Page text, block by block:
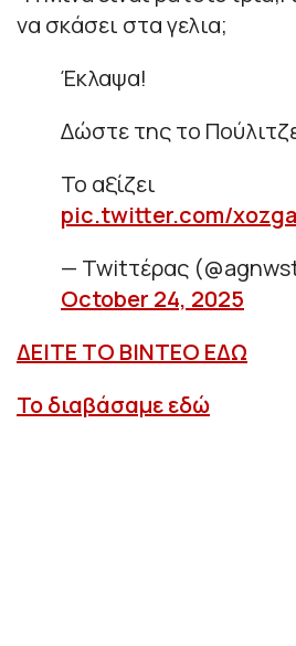
να σκάσει στα γελια;
Έκλαψα!
Δώστε της το
Το αξίζει
pic.twitter.com/
— Twitτέρας
October 24, 2025
ΔΕΙΤΕ ΤΟ ΒΙΝΤΕΟ ΕΔΩ
Το διαβάσαμε εδώ